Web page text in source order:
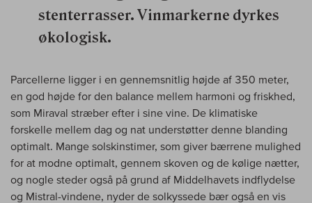
stenterrasser. Vinmarkerne dyrkes
økologisk.
Parcellerne ligger i en gennemsnitlig højde af 350 meter,
en god højde for den balance mellem harmoni og friskhed,
som Miraval stræber efter i sine vine. De klimatiske
forskelle mellem dag og nat understøtter denne blanding
optimalt. Mange solskinstimer, som giver bærrene mulighed
for at modne optimalt, gennem skoven og de kølige nætter,
og nogle steder også på grund af Middelhavets indflydelse
og Mistral-vindene, nyder de solkyssede bær også en vis